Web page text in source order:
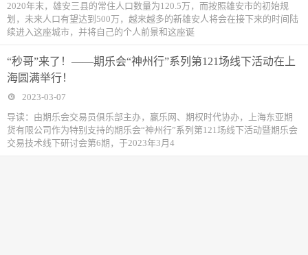
2020年末，雄安三县的常住人口数量为120.5万，而按照雄安市的初始规
划，未来人口有望达到500万，越来越多的新雄安人将会在接下来的时间陆
续进入这座城市，并将自己的个人前景和这座诞
“秒哥”来了！——期乐会“神州行”系列第121场线下活动在上
海圆满举行！
2023-03-07
导读：由期乐会交易员俱乐部主办，赢乐网、期权时代协办，上海东亚期
货有限公司作为特别支持的期乐会“神州行”系列第121场线下活动暨期乐会
交易技术线下研讨会第6期，于2023年3月4